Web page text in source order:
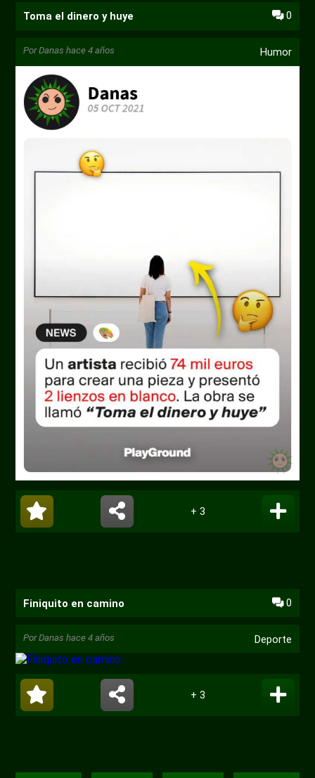
Toma el dinero y huye 0
PorDanas hace 4 años Humor
+ 3
Finiquito en camino 0
PorDanas hace 4 años Deporte
+ 3